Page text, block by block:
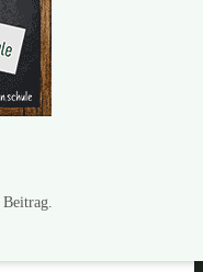
Beitrag.